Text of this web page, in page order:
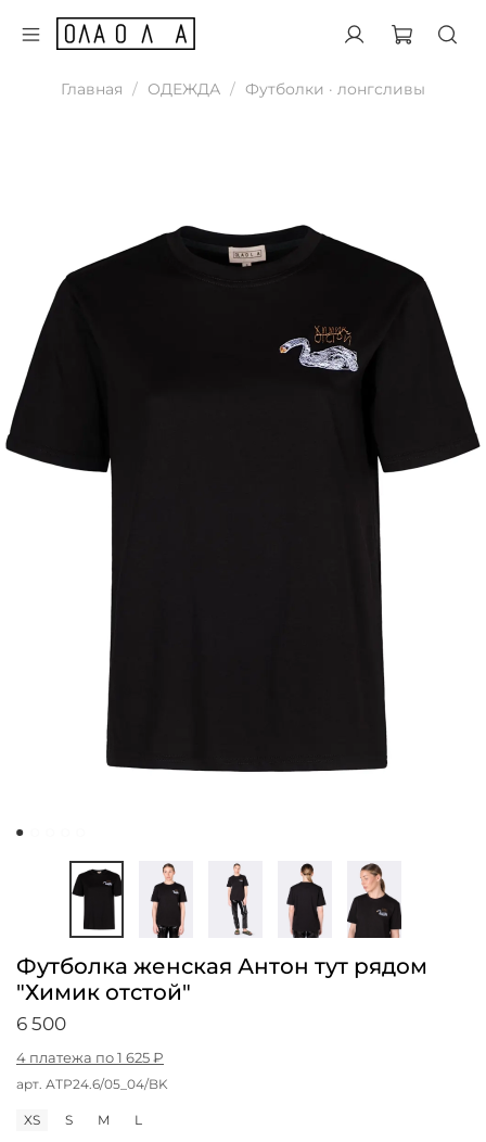
Главная ОДЕЖДА Футболки · лонгсливы
арт. АТР24.6/05_04/BK
Футболка женская Антон тут рядом
"Химик отстой"
6 500
4 платежа по 1 625 ₽
XS S M L